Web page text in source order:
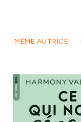
MÊME AUTRICE